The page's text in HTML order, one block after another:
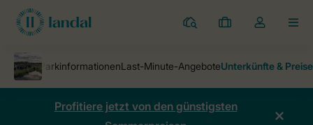
Ferienparks
Meine
Dropdown-
meines
öffnen
Profitiere jetzt von den günstigsten